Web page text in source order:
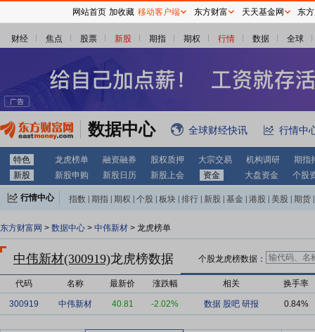
财经 焦点 股票 新股 期指 期权 行情 数据 全球
数据中心 全球财经快讯 行情中
特色 龙虎榜单 融资融券 股权质押 大宗交易 机构调研
期指
新股
新股申购 新股日历 新股上会 资金 大盘资金 个股
行情中心 指数 期指 期权 个股 板块 排行 新股 基金 港股 美股 期货
东方财富网 > 数据中心 > 中伟新材 > 龙虎榜单
中伟新材(300919)龙虎榜数据 个股龙虎榜数据：
代码 名称 最新价 涨跌幅 相关 换手率
300919 中伟新材 40.81 -2.02% 数据 股吧 研报 0.84%
网站首页 加收藏 移动客户端 东方财富 天天基金网 东